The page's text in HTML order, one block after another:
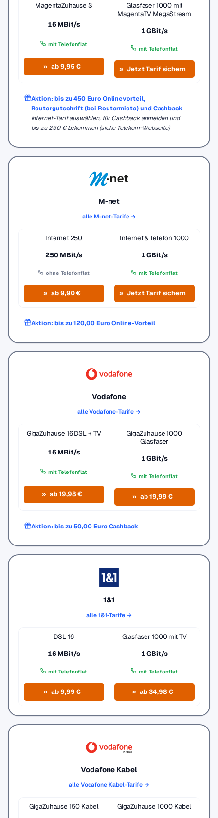
MagentaZuhause S
16 MBit/s
mit Telefonflat
ab 9,95 €
Glasfaser 1000 mit
MagentaTV MegaStream
1 GBit/s
mit Telefonflat
Jetzt Tarif sichern
Aktion: bis zu 450 Euro Onlinevorteil,
Routergutschrift (bei Routermiete) und Cashback
Internet-Tarif auswählen, für Cashback anmelden und
bis zu 250 € bekommen (siehe Telekom-Webseite)
M-net
alle M-net-Tarife →
Internet 250
250 MBit/s
ohne Telefonflat
ab 9,90 €
Internet & Telefon 1000
1 GBit/s
mit Telefonflat
Jetzt Tarif sichern
Aktion: bis zu 120,00 Euro Online-Vorteil
Vodafone
alle Vodafone-Tarife →
GigaZuhause 16 DSL + TV
16 MBit/s
mit Telefonflat
ab 19,98 €
GigaZuhause 1000
Glasfaser
1 GBit/s
mit Telefonflat
ab 19,99 €
Aktion: bis zu 50,00 Euro Cashback
1&1
alle 1&1-Tarife →
DSL 16
16 MBit/s
mit Telefonflat
ab 9,99 €
Glasfaser 1000 mit TV
1 GBit/s
mit Telefonflat
ab 34,98 €
Vodafone Kabel
alle Vodafone Kabel-Tarife →
GigaZuhause 150 Kabel
GigaZuhause 1000 Kabel